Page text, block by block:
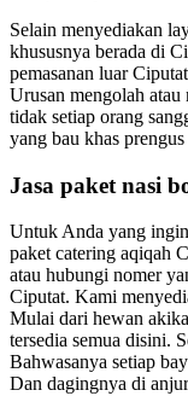
Selain menyediakan
khususnya berada di
pemasanan luar
Urusan mengolah
tidak setiap orang
yang bau khas
Jasa paket nasi
Untuk Anda yang
paket catering aqiqah
atau hubungi nomer
Ciputat. Kami
Mulai dari hewan
tersedia semua disini.
Bahwasanya setiap
Dan dagingnya di